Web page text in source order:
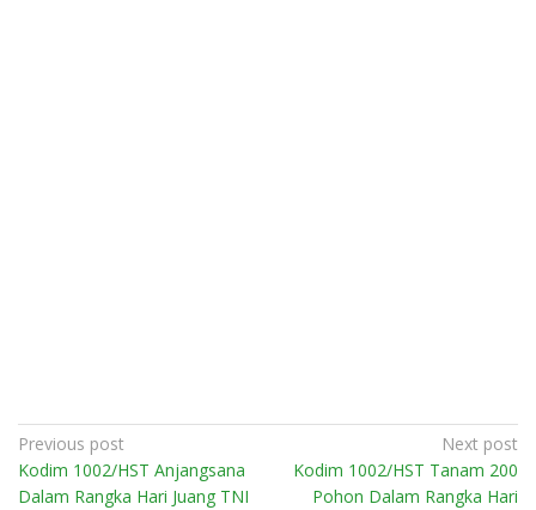
Post
navigation
Previous post
Kodim 1002/HST Anjangsana
Dalam Rangka Hari Juang TNI
Next post
Kodim 1002/HST Tanam 200
Pohon Dalam Rangka Hari